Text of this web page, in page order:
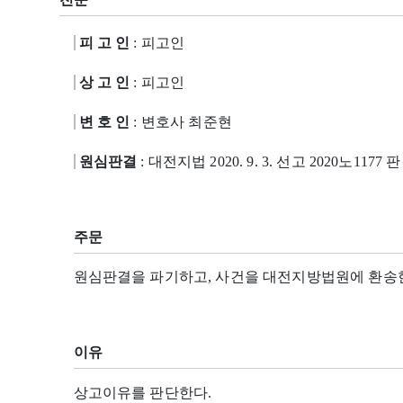
피 고 인 : 피고인
상 고 인 : 피고인
변 호 인 : 변호사 최준현
원심판결 : 대전지법 2020. 9. 3. 선고 2020노1177 판
주문
원심판결을 파기하고, 사건을 대전지방법원에 환송
이유
상고이유를 판단한다.